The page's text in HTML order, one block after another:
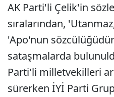
AK Parti'li Çelik'in
sıralarından,
'Apo'nun
sataşmalarda
Parti'li milletvekilleri
sürerken İYİ Parti